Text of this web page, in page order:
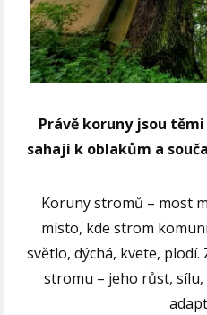
Právě koruny jsou
sahají k oblakům a
Koruny stromů – most
místo, kde strom
světlo, dýchá, kvete,
stromu – jeho růst,